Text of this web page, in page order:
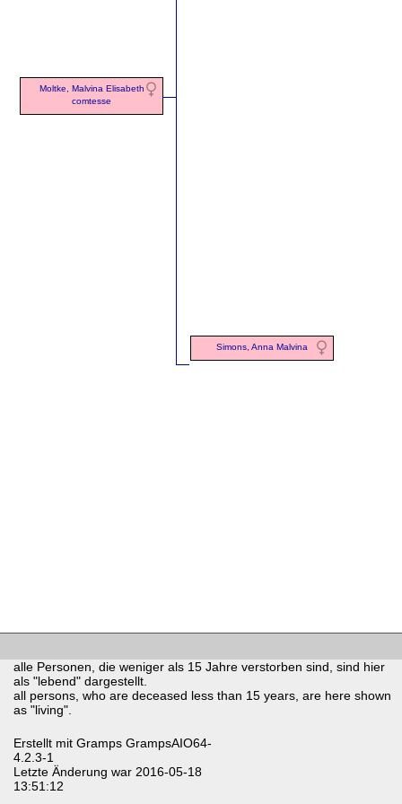
Moltke, Malvina Elisabeth
comtesse
Simons, Anna Malvina
alle Personen, die weniger als 15 Jahre verstorben sind, sind hier
als "lebend" dargestellt.
all persons, who are deceased less than 15 years, are here shown
as "living".
Erstellt mit Gramps GrampsAIO64-
4.2.3-1
Letzte Änderung war 2016-05-18
13:51:12